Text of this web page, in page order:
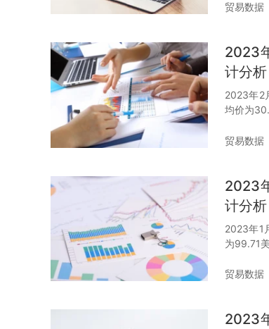
贸易数据
2023
计分析
2023年2
均价为
贸易数据
2023
计分析
2023年1
为99.71
贸易数据
2023